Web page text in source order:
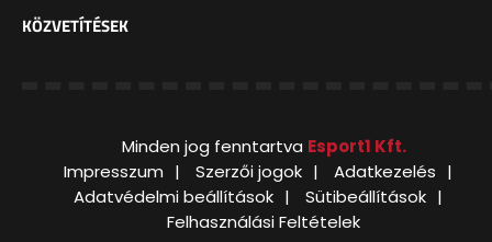
KÖZVETÍTÉSEK
Minden jog fenntartva Esport1 Kft.
Impresszum
Szerzői jogok
Adatkezelés
Adatvédelmi beállítások
Sütibeállítások
Felhasználási Feltételek